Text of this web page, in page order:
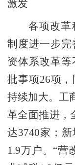
激发
各项改革
制度进一步
资体系改革
批事项26项，
持续加大。工
革全面推进，
达3740家；
1.9万户。 “营